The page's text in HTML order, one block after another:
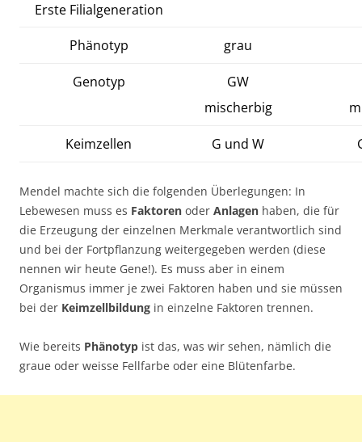
Erste Filialgeneration
Phänotyp grau
Genotyp
GW
mischerbig
Keimzellen G und W
Mendel machte sich die folgenden Überlegungen: In
Lebewesen muss es Faktoren oder Anlagen haben, die für
die Erzeugung der einzelnen Merkmale verantwortlich sind
und bei der Fortpflanzung weitergegeben werden (diese
nennen wir heute Gene!). Es muss aber in einem
Organismus immer je zwei Faktoren haben und sie müssen
bei der Keimzellbildung in einzelne Faktoren trennen.
Wie bereits Phänotyp ist das, was wir sehen, nämlich die
graue oder weisse Fellfarbe oder eine Blütenfarbe.